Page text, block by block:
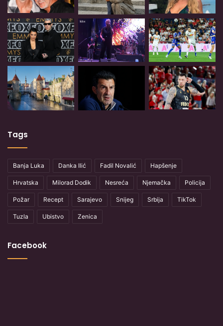
Tags
Banja Luka Danka Ilić Fadil Novalić Hapšenje
Hrvatska Milorad Dodik Nesreća Njemačka Policija
Požar Recept Sarajevo Snijeg Srbija TikTok
Tuzla Ubistvo Zenica
Facebook